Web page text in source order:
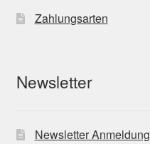
Zahlungsarten
Newsletter
Newsletter Anmeldung